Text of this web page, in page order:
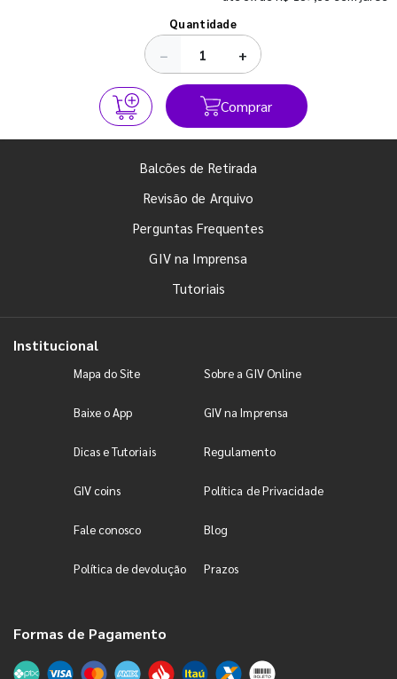
Quantidade
− +
Comprar
Balcões de Retirada
Revisão de Arquivo
Perguntas Frequentes
GIV na Imprensa
Tutoriais
Institucional
Mapa do Site Sobre a GIV Online
Baixe o App GIV na Imprensa
Dicas e Tutoriais Regulamento
GIV coins Política de Privacidade
Fale conosco Blog
Política de devolução Prazos
Formas de Pagamento